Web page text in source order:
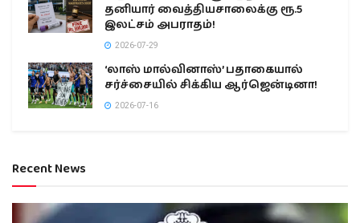
தனியார் வைத்தியசாலைக்கு ரூ.5
இலட்சம் அபராதம்!
2026-07-29
‘லாஸ் மால்வினாஸ்’ பதாகையால்
சர்ச்சையில் சிக்கிய ஆர்ஜென்டினா!
2026-07-16
Recent News